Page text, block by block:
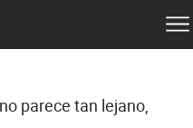
parece tan lejano,